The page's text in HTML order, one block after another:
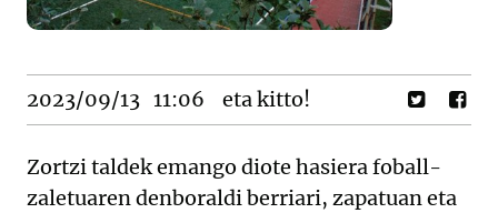
2023/09/13 11:06 eta kitto!
Zortzi taldek emango diote hasiera foball-
zaletuaren denboraldi berriari, zapatuan eta